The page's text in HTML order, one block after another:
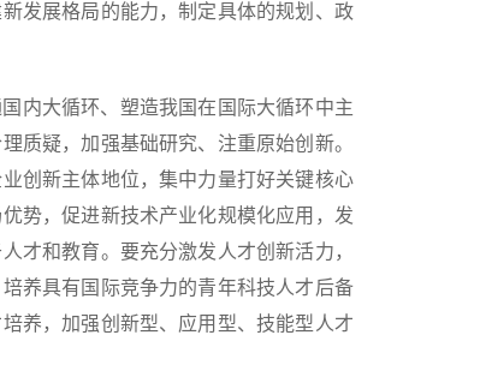
发展格局的能力，制定具体的规划、政
内大循环、塑造我国在国际大循环中主
质疑，加强基础研究、注重原始创新。
创新主体地位，集中力量打好关键核心
势，促进新技术产业化规模化应用，发
才和教育。要充分激发人才创新活力，
养具有国际竞争力的青年科技人才后备
养，加强创新型、应用型、技能型人才